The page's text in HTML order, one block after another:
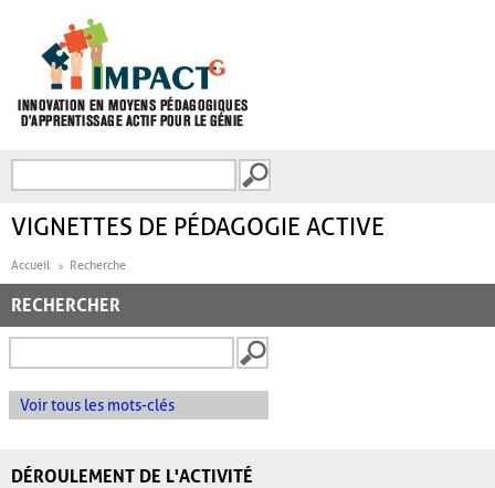
FORMULAIRE DE
VIGNETTES DE PÉDAGOGIE ACTIVE
Accueil Recherche
RECHERCHER
Voir tous les mots-clés
DÉROULEMENT DE L'ACTIVITÉ